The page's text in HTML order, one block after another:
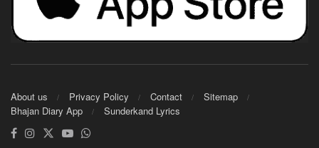
About us Privacy Policy Contact
Sitemap
Bhajan Diary App
Sunderkand Lyrics